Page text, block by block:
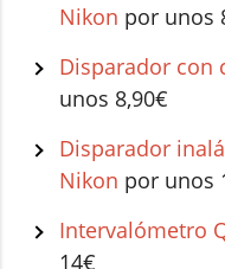
Nikon por unos
Disparador con
unos 8,90€
Disparador
Nikon por unos
Intervalómetro
14€